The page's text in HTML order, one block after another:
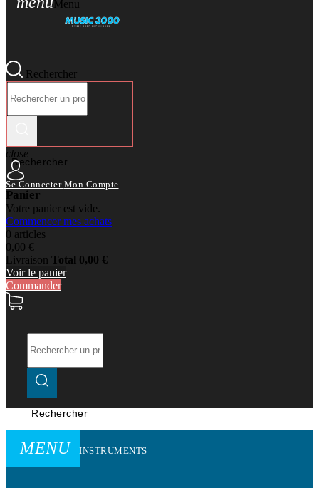
Menu
Rechercher
Rechercher
close
Se Connecter Mon Compte
Panier
Votre panier est vide.
Commencer mes achats
0 articles
0,00 €
Livraison Total 0,00 €
Voir le panier
Commander
Rechercher
MENU INSTRUMENTS